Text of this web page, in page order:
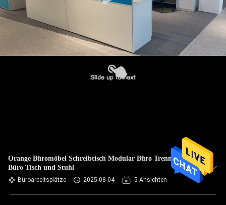
Orange Büromöbel Schreibtisch Modular Büro Trenntisch
Büro Tisch und Stuhl
Büroarbeitsplätze 2025-08-04 5 Ansichten